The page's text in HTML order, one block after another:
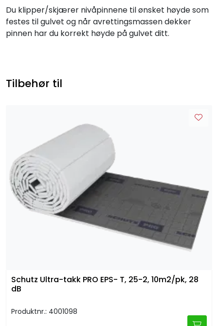
Du klipper/skjærer nivåpinnene til ønsket høyde som
festes til gulvet og når avrettingsmassen dekker
pinnen har du korrekt høyde på gulvet ditt.
Tilbehør til
Schutz Ultra-takk PRO EPS- T, 25-2, 10m2/pk, 28
dB
Produktnr.: 4001098